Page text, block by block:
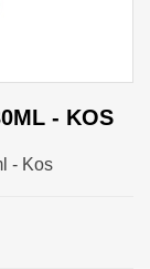
- KOS
- Kos